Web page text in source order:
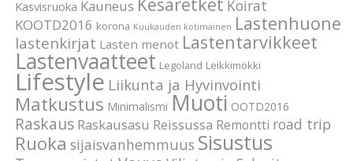
Kasvisruoka Kauneus Koirat
KOOTD2016 korona Kuukauden kotimainen Lastenhuone
lastenkirjat Lasten menot Lastentarvikkeet
Lastenvaatteet Legoland Leikkimökki
Lifestyle Liikunta ja Hyvinvointi
Matkustus Minimalismi Muoti OOTD2016
Raskaus Raskausasu Reissussa Remontti road trip
Ruoka sijaisvanhemmuus Sisustus